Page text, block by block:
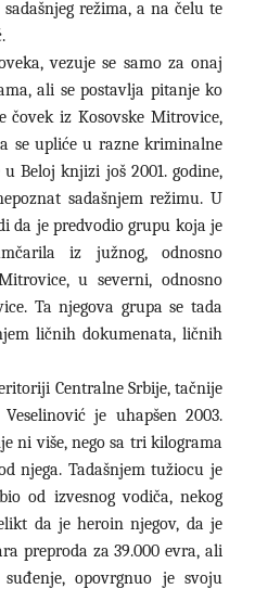
režima, a na čelu te
vezuje se samo za onaj
ali se postavlja pitanje ko
čovek iz Kosovske Mitrovice,
se upliće u razne kriminalne
Beloj knjizi još 2001. godine,
sadašnjem režimu. U
da je predvodio grupu koja je
iz južnog, odnosno
u severni, odnosno
Ta njegova grupa se tada
ličnih dokumenata, ličnih
Centralne Srbije, tačnije
je uhapšen 2003.
ni više, nego sa tri kilograma
njega. Tadašnjem tužiocu je
od izvesnog vodiča, nekog
da je heroin njegov, da je
preproda za 39.000 evra, ali
opovrgnuo je svoju